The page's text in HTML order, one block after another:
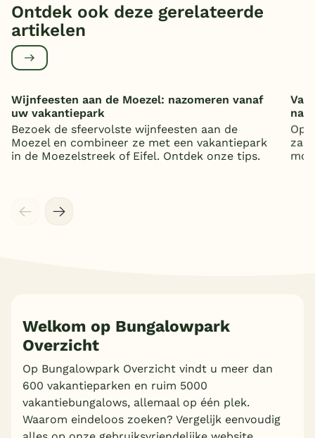
Ontdek ook deze gerelateerde
artikelen
Wijnfeesten aan de Moezel: nazomeren vanaf
uw vakantiepark
Bezoek de sfeervolste wijnfeesten aan de
Moezel en combineer ze met een vakantiepark
in de Moezelstreek of Eifel. Ontdek onze tips.
Op
Welkom op Bungalowpark
Overzicht
Op Bungalowpark Overzicht vindt u meer dan
600 vakantieparken en ruim 5000
vakantiebungalows, allemaal op één plek.
Waarom eindeloos zoeken? Vergelijk eenvoudig